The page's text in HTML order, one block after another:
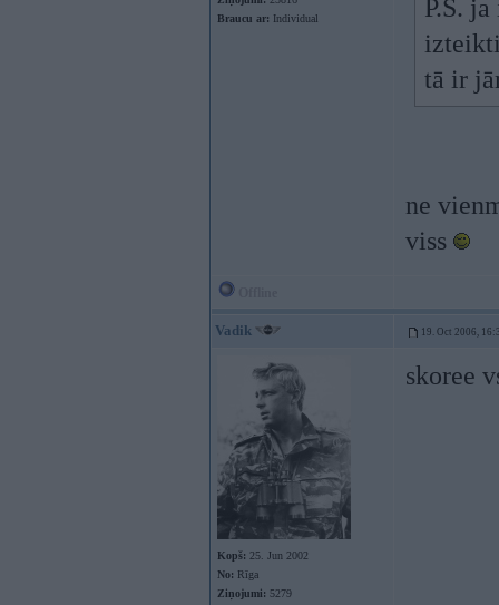
Braucu ar: Individual
P.S.
tā ir
ne
viss
Vadik 19. Oct 2006,
Kopš: 25. Jun 2002
No: Rīga
Ziņojumi: 5279
skoree